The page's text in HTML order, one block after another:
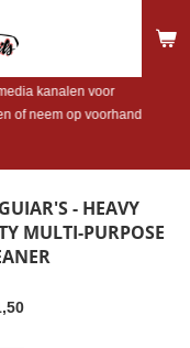
kanalen voor
of neem op voorhand
- HEAVY
MULTI-PURPOSE